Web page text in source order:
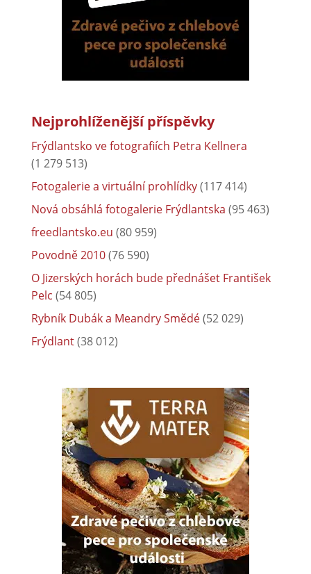
Nejprohlíženější příspěvky
Frýdlantsko ve fotografiích Petra Kellnera
(1 279 513)
Fotogalerie a virtuální prohlídky(117 414)
Nová obsáhlá fotogalerie Frýdlantska (95 463)
freedlantsko.eu (80 959)
Povodně 2010(76 590)
O Jizerských horách bude přednášet František
Pelc (54 805)
Rybník Dubák a Meandry Smědé(52 029)
Frýdlant(38 012)